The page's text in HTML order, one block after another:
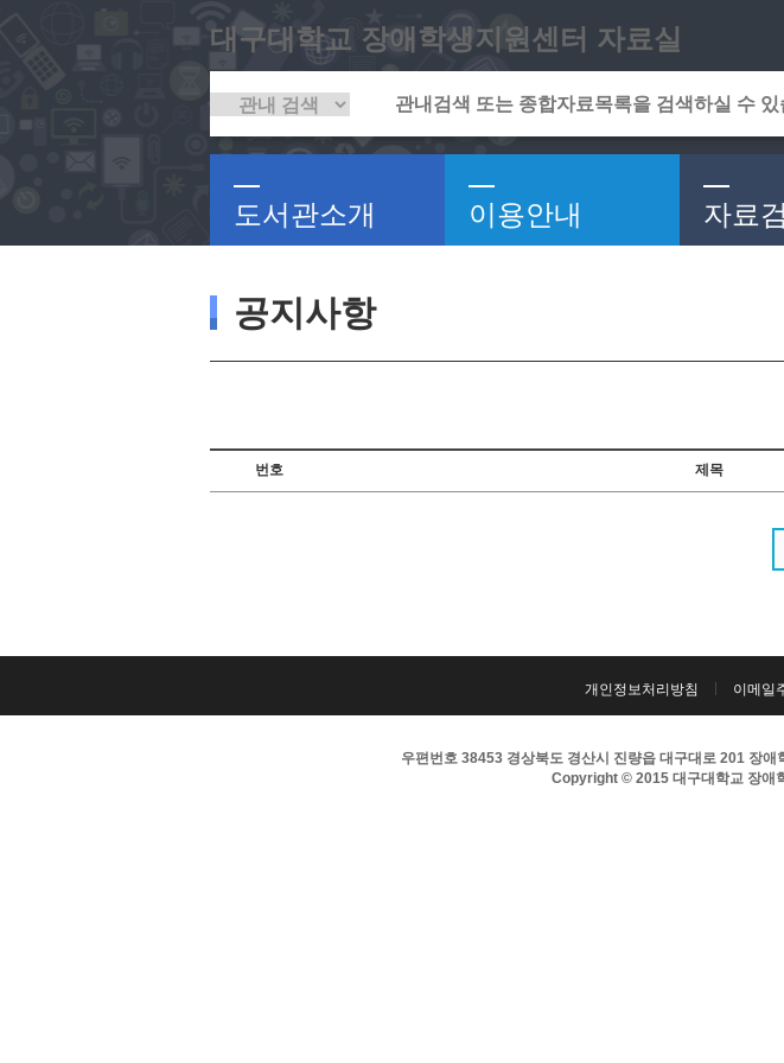
대구대학교 장애학생지원센터 자료실
도서관소개 이용안내 자료
공지사항
번호 제목
개인정보처리방침 이메일
우편번호 38453 경상북도 경산시 진량읍 대구대로 201 장
Copyright © 2015 대구대학교 장애